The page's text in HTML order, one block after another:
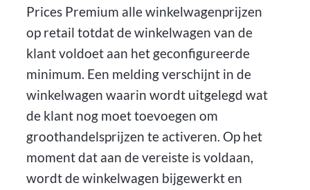
Prices Premium alle winkelwagenprijzen
op retail totdat de winkelwagen van de
klant voldoet aan het geconfigureerde
minimum. Een melding verschijnt in de
winkelwagen waarin wordt uitgelegd wat
de klant nog moet toevoegen om
groothandelsprijzen te activeren. Op het
moment dat aan de vereiste is voldaan,
wordt de winkelwagen bijgewerkt en